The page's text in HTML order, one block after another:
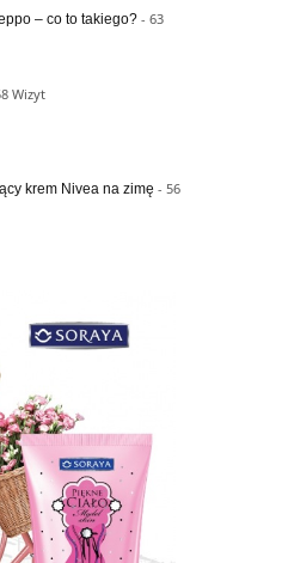
– co to takiego? - 63
Wizyt
krem Nivea na zimę - 56